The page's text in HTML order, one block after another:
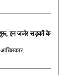
इन जर्जर सड़कों के